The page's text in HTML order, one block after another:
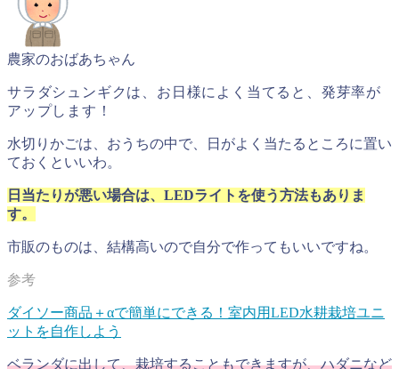
農家のおばあちゃん
サラダシュンギクは 、お日様によく当てると、 発芽率が
アップします！
水切りかごは、おうちの中で、日がよく当たるところに置い
ておくといいわ。
日当たりが悪い場合は、LEDライトを使う方法もありま
す。
市販のものは、結構高いので自分で作ってもいいですね。
ダイソー商品＋αで簡単にできる！室内用LED水耕栽培ユニ
ットを自作しよう
ベランダに出して、栽培することもできますが、ハダニなど